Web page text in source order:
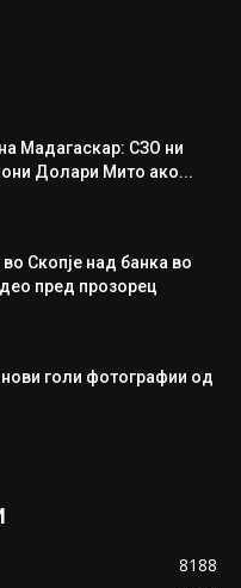
Мадагаскар: СЗО ни
Долари Мито ако...
Скопје над банка во
пред прозорец
нови голи фотографии од
8188